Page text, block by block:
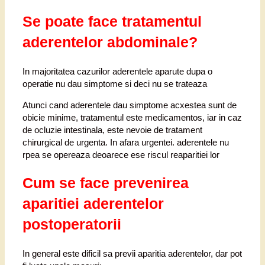
Se poate face tratamentul
aderentelor abdominale?
In majoritatea cazurilor aderentele aparute dupa o
operatie nu dau simptome si deci nu se trateaza
Atunci cand aderentele dau simptome acxestea sunt de
obicie minime, tratamentul este medicamentos, iar in caz
de ocluzie intestinala, este nevoie de tratament
chirurgical de urgenta. In afara urgentei. aderentele nu
rpea se opereaza deoarece ese riscul reaparitiei lor
Cum se face prevenirea
aparitiei aderentelor
postoperatorii
In general este dificil sa previi aparitia aderentelor, dar pot